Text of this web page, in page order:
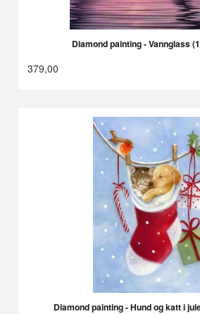
Diamond painting - Vannglass
379,00
Diamond painting - Hund og katt i